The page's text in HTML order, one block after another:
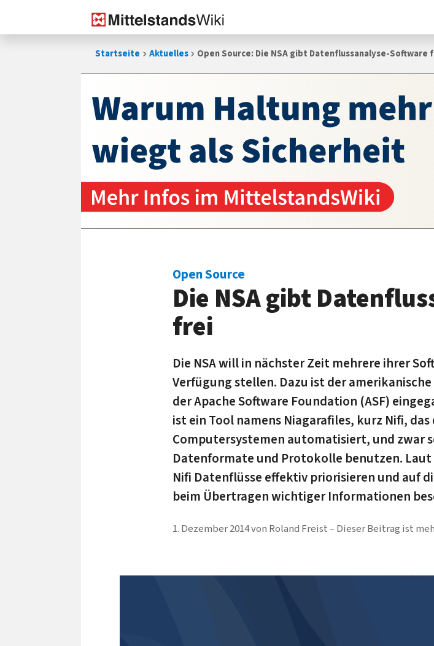
Startseite Aktuelles Open Source: Die NSA gibt Datenflussanalyse-Software
Open Source
Die NSA gibt
frei
Die NSA will in nächster Zeit mehrere ihrer
Verfügung stellen. Dazu ist der
der Apache Software Foundation (ASF)
ist ein Tool namens Niagarafiles, kurz Nifi,
Computersystemen automatisiert, und zwar
Datenformate und Protokolle benutzen.
Nifi Datenflüsse effektiv priorisieren und auf
beim Übertragen wichtiger Informationen
1. Dezember 2014von Roland Freist Dieser Beitrag ist